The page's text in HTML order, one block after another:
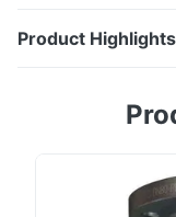
Product Highlights
membrane
pression, du
les liquides ou